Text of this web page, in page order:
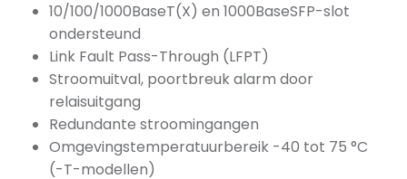
10/100/1000BaseT(X) en 1000BaseSFP-slot
ondersteund
Link Fault Pass-Through (LFPT)
Stroomuitval, poortbreuk alarm door
relaisuitgang
Redundante stroomingangen
Omgevingstemperatuurbereik -40 tot 75 °C
(-T-modellen)